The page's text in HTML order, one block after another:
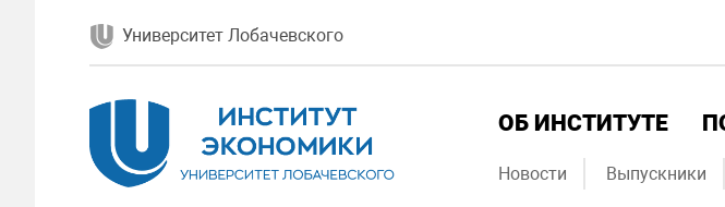
Университет Лобачевского
ОБ ИНСТИТУТЕ
Новости Выпускники